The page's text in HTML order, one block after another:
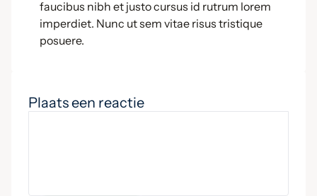
faucibus nibh et justo cursus id rutrum lorem
imperdiet. Nunc ut sem vitae risus tristique
posuere.
Plaats een reactie